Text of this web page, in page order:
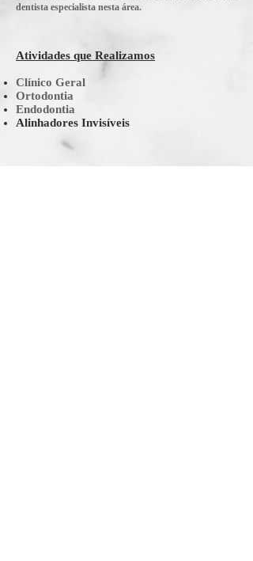
dentista especialista nesta área.
Atividades que Realizamos
Clínico Geral
Ortodontia
Endodontia
Alinhadores Invisíveis